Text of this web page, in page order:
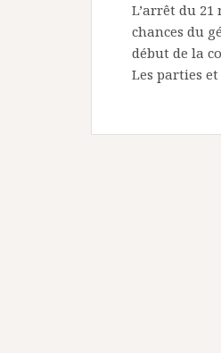
L’arrêt du
chances du
début de la
Les parties